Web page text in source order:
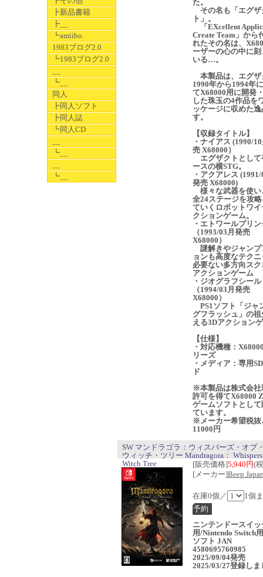
┣新品書籍
┣__
┗amiibo
1983ブログ2.0
┗1983ブログ2.0
┗__
同人
┣同人ソフト
┣同人誌
┗同人CD
┗__
┗__
た。
その名も「エグザ
ト」。
「EXcellent
Create Team」から
れたその名は、
ーザーの心の中に
いる…。
本製品は、エグザ
1990年から1994年
てX68000用に開発
した珠玉の4作品を
ッケージに収めた逸
す。
【収録タイトル】
・ナイアス (1990/
売 X68000）
エグザクトとして
ースの横STG。
・アクアレス
発売 X68000)
様々な武器を使い
全24ステージを攻
ていくロボットワイ
クションゲーム。
・エトワールプリ
（1993/03月発売
X68000）
謎解きやジャンプ
ョンも高度なテク
必要ない多方向ス
アクションゲーム
・ジオグラフシール
（1994/03月発売
X68000）
PS1ソフト「ジャ
グフラッシュ」の
える3Dアクション
【仕様】
・対応機種：
リーズ
・メディア：専用
ド
※本製品は株式会社
許可を得てX68000
ゲームソフトとして
ています。
※メーカー希望税抜
11000円
SW マンドラゴラ：ウィスパーズ・オブ
ウィッチ・ツリー Mandragora：
Witch Tree
[販売価格]5,940円(
[メーカー]Beep
在庫0個／ 1個
ニンテンドースイッ
用/Nintendo Switch
ソフト JAN
4580695760985
2025/09/04発売
2025/03/27登録しま